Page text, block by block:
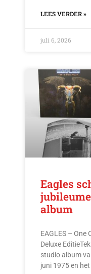
LEES VERDER »
juli 6, 2026
Eagles
album
EAGLES – One
Deluxe
studio album
juni 1975 en